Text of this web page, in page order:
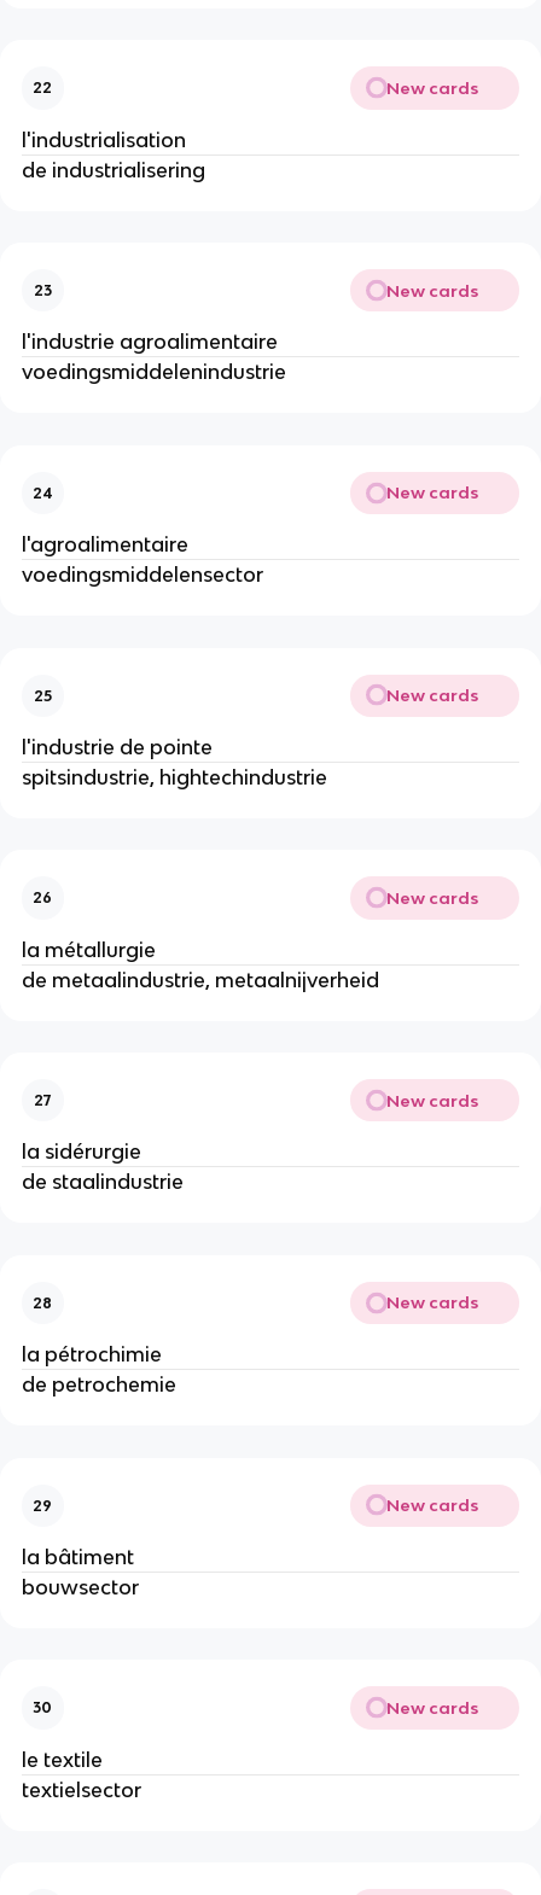
22 New cards
l'industrialisation
de industrialisering
23 New cards
l'industrie agroalimentaire
voedingsmiddelenindustrie
24 New cards
l'agroalimentaire
voedingsmiddelensector
25 New cards
l'industrie de pointe
spitsindustrie, hightechindustrie
26 New cards
la métallurgie
de metaalindustrie, metaalnijverheid
27 New cards
la sidérurgie
de staalindustrie
28 New cards
la pétrochimie
de petrochemie
29 New cards
la bâtiment
bouwsector
30 New cards
le textile
textielsector